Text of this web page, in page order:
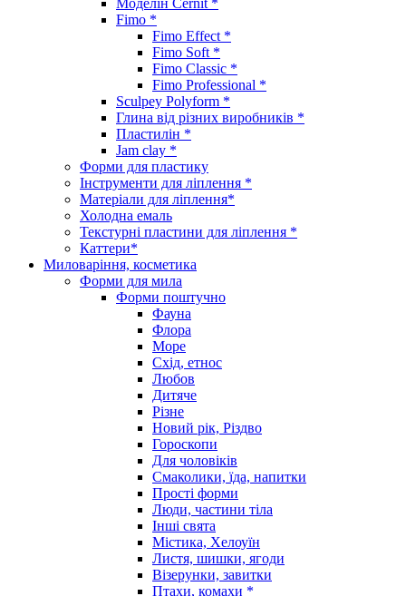
Fimo *
Fimo Effect *
Fimo Soft *
Fimo Classic *
Fimo Professional *
Sculpey Polyform *
Глина від різних виробників *
Пластилін *
Jam clay *
Форми для пластику
Інструменти для ліплення *
Матеріали для ліплення*
Холодна емаль
Текстурні пластини для ліплення *
Каттери*
Миловаріння, косметика
Форми для мила
Форми поштучно
Фауна
Флора
Море
Схід, етнос
Любов
Дитяче
Різне
Новий рік, Різдво
Гороскопи
Для чоловіків
Смаколики, їда, напитки
Прості форми
Люди, частини тіла
Інші свята
Містика, Хелоуїн
Листя, шишки, ягоди
Візерунки, завитки
Птахи, комахи *